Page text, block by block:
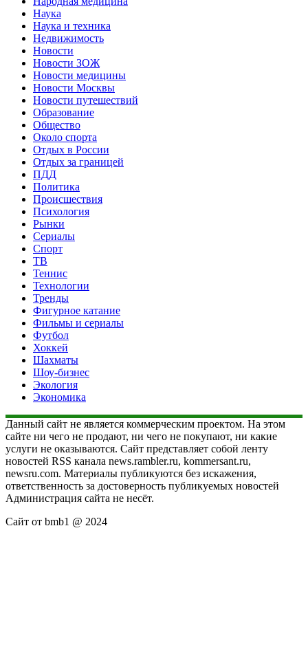
Наука
Наука и техника
Недвижимость
Новости
Новости ЗОЖ
Новости медицины
Новости Москвы
Новости путешествий
Образование
Общество
Около спорта
Отдых в России
Отдых за границей
ПДД
Политика
Происшествия
Психология
Рынки
Сериалы
Спорт
ТВ
Теннис
Технологии
Тренды
Фигурное катание
Фильмы и сериалы
Футбол
Хоккей
Шахматы
Шоу-бизнес
Экология
Экономика
Данный сайт не является коммерческим проектом. На этом
сайте ни чего не продают, ни чего не покупают, ни какие
услуги не оказываются. Сайт представляет собой ленту
новостей RSS канала news.rambler.ru, kommersant.ru,
newsru.com. Материалы публикуются без искажения,
ответственность за достоверность публикуемых новостей
Администрация сайта не несёт.
Сайт от bmb1 @ 2024